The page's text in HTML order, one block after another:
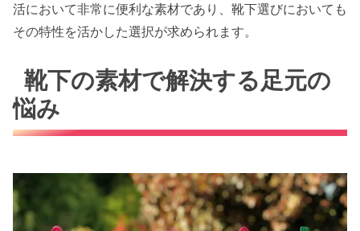
活において非常に便利な素材であり、靴下選びにおいても
その特性を活かした選択が求められます。
靴下の素材で解決する足元の
悩み